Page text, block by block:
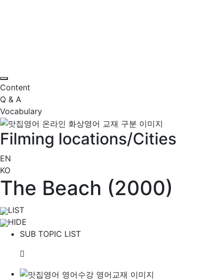
Content
Q & A
Vocabulary
Filming locations/Cities
EN
KO
The Beach (2000)
LIST
HIDE
SUB TOPIC LIST